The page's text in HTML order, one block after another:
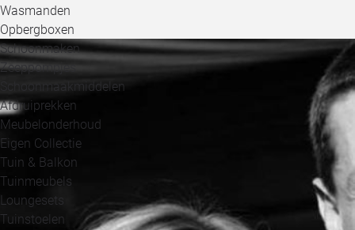
Wasmanden
Opbergboxen
Schoonmaken
Zeeppompjes
Schoonmaakmiddelen
Afdruiprekken
Meubelonderhoud
Eigen Collectie
Tuin & Balkon
Tuinmeubels
Loungesets
Tuinstoelen